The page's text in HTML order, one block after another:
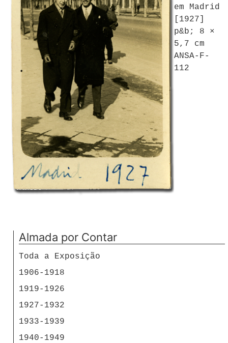
em Madrid
[1927]
p&b; 8 ×
5,7 cm
ANSA-F-
112
Almada por Contar
Toda a Exposição
1906-1918
1919-1926
1927-1932
1933-1939
1940-1949